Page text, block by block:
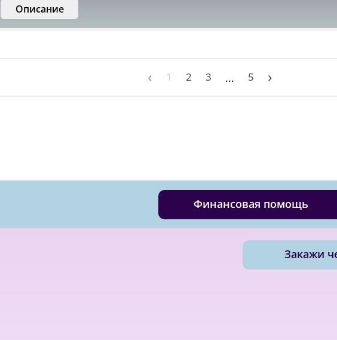
Описание
‹ 1 2 3 ... 5 ›
Финансовая помощь
Закажи